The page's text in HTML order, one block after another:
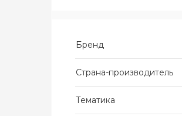
Бренд
Страна-производитель
Тематика